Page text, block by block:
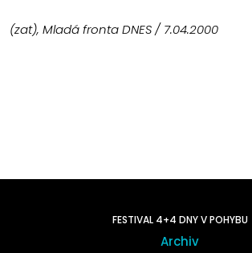
(zat), Mladá fronta DNES / 7.04.2000
FESTIVAL 4+4 DNY V POHYBU
Archiv